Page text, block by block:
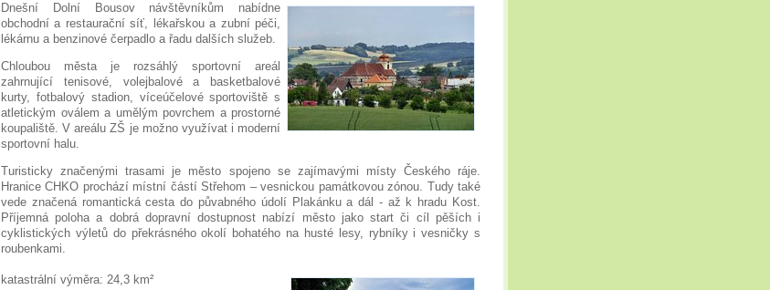
Dnešní Dolní Bousov návštěvníkům nabídne
obchodní a restaurační síť, lékařskou a zubní péči,
lékárnu a benzinové čerpadlo a řadu dalších služeb.
Chloubou města je rozsáhlý sportovní areál
zahrnující tenisové, volejbalové a basketbalové
kurty, fotbalový stadion, víceúčelové sportoviště s
atletickým oválem a umělým povrchem a prostorné
koupaliště. V areálu ZŠ je možno využívat i moderní
sportovní halu.
Turisticky značenými trasami je město spojeno se zajímavými místy Českého ráje.
Hranice CHKO prochází místní částí Střehom – vesnickou památkovou zónou. Tudy také
vede značená romantická cesta do půvabného údolí Plakánku a dál - až k hradu Kost.
Příjemná poloha a dobrá dopravní dostupnost nabízí město jako start či cíl pěších i
cyklistických výletů do překrásného okolí bohatého na husté lesy, rybníky i vesničky s
roubenkami.
katastrální výměra: 24,3 km²